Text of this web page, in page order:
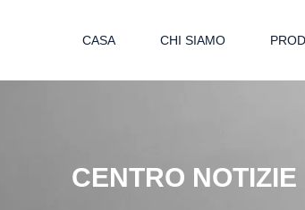
CASA CHI SIAMO
CENTRO NOTIZIE